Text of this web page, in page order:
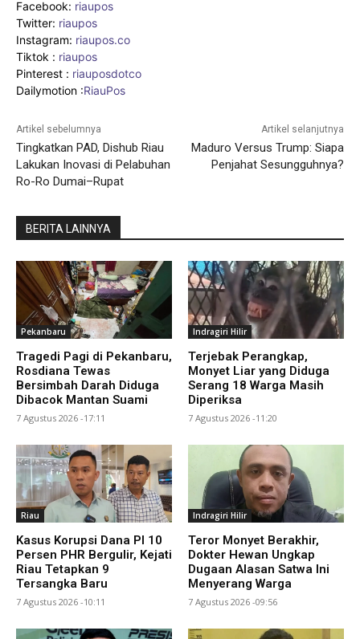
Facebook: riaupos
Twitter: riaupos
Instagram: riaupos.co
Tiktok : riaupos
Pinterest : riauposdotco
Dailymotion :RiauPos
Artikel sebelumnya
Tingkatkan PAD, Dishub Riau
Lakukan Inovasi di Pelabuhan
Ro-Ro Dumai–Rupat
Artikel selanjutnya
Maduro Versus Trump: Siapa
Penjahat Sesungguhnya?
BERITA LAINNYA
Pekanbaru
Tragedi Pagi di Pekanbaru,
Rosdiana Tewas
Bersimbah Darah Diduga
Dibacok Mantan Suami
7 Agustus 2026 -17:11
Indragiri Hilir
Terjebak Perangkap,
Monyet Liar yang Diduga
Serang 18 Warga Masih
Diperiksa
7 Agustus 2026 -11:20
Riau
Kasus Korupsi Dana PI 10
Persen PHR Bergulir, Kejati
Riau Tetapkan 9
Tersangka Baru
7 Agustus 2026 -10:11
Indragiri Hilir
Teror Monyet Berakhir,
Dokter Hewan Ungkap
Dugaan Alasan Satwa Ini
Menyerang Warga
7 Agustus 2026 -09:56